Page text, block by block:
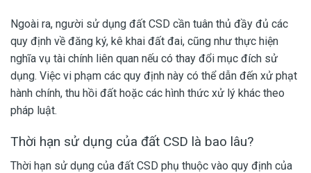
Ngoài ra, người sử dụng đất CSD cần tuân thủ đầy đủ các
quy định về đăng ký, kê khai đất đai, cũng như thực hiện
nghĩa vụ tài chính liên quan nếu có thay đổi mục đích sử
dụng. Việc vi phạm các quy định này có thể dẫn đến xử phạt
hành chính, thu hồi đất hoặc các hình thức xử lý khác theo
pháp luật.
Thời hạn sử dụng của đất CSD là bao lâu?
Thời hạn sử dụng của đất CSD phụ thuộc vào quy định của